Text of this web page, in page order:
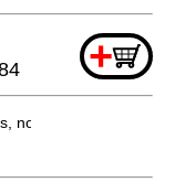
+
non commandable